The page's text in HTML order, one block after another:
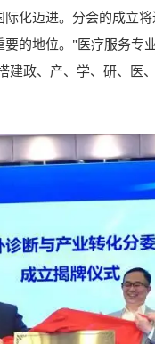
化迈进。分会的成立
的地位。"医疗服务专
建政、产、学、研、医